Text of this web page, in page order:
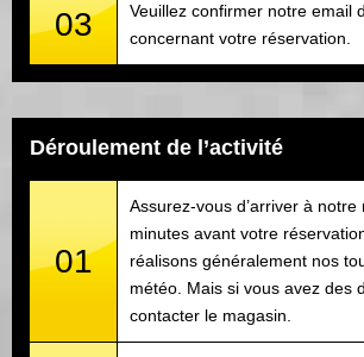
03
Veuillez confirmer notre email
concernant votre réservation.
Déroulement de l’activité
01
Assurez-vous d’arriver à notre
minutes avant votre
réalisons généralement nos
météo. Mais si vous avez des
contacter le magasin.